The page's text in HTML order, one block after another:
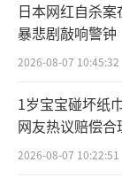
日本网红自杀
暴悲剧敲响警钟
2026-08-07 10:45:32
1岁宝宝碰坏纸
网友热议赔偿合
2026-08-07 10:22:51